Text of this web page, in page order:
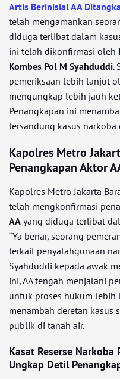
Artis Berinisial AA
telah mengamankan
diduga terlibat dalam
ini telah dikonfirmasi oleh
Kombes Pol M Syahduddi.
pemeriksaan lebih lanjut
mengungkap lebih jauh
Penangkapan ini
tersandung kasus narkoba
Kapolres Metro
Penangkapan Aktor
Kapolres Metro Jakarta
telah mengkonfirmasi
AA yang diduga terlibat
“Ya benar, seorang
terkait penyalahgunaan
Syahduddi kepada awak
ini, AA tengah menjalani
untuk proses hukum lebih
menambah deretan kasus
publik di tanah air.
Kasat Reserse
Ungkap Detil